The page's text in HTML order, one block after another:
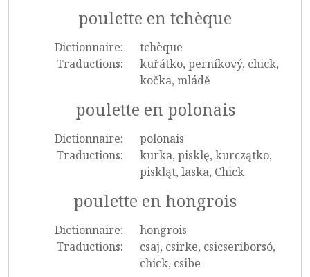
poulette en tchèque
Dictionnaire:
tchèque
Traductions:
kuřátko, perníkový, chick,
kočka, mládě
poulette en polonais
Dictionnaire:
polonais
Traductions:
kurka, pisklę, kurczątko,
piskląt, laska, Chick
poulette en hongrois
Dictionnaire:
hongrois
Traductions:
csaj, csirke, csicseriborsó,
chick, csibe